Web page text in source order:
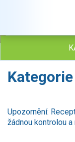
Všechny recepty
Polévky
Maso
Omáčky
Upozornění:
žádnou kontrolou